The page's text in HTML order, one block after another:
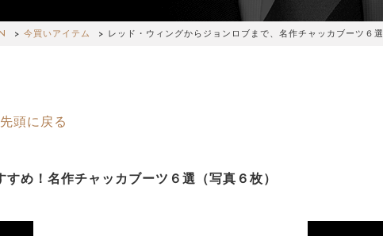
今買いアイテム レッド・ウィングからジョンロブまで、名作チャッカブーツ６選
頭に戻る
すめ！名作チャッカブーツ６選（写真６枚）